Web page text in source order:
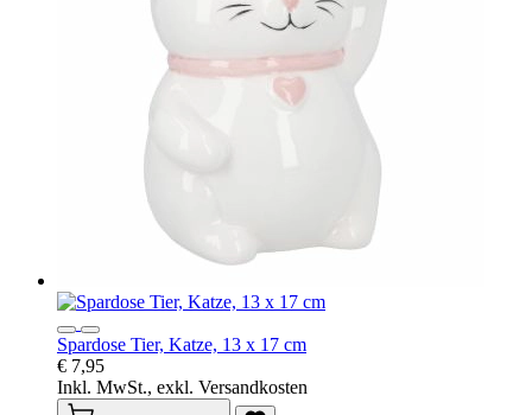
Spardose Tier, Katze, 13 x 17 cm
€ 7,95
Inkl. MwSt., exkl. Versandkosten